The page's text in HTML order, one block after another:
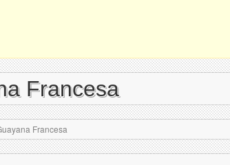
Francesa
Francesa